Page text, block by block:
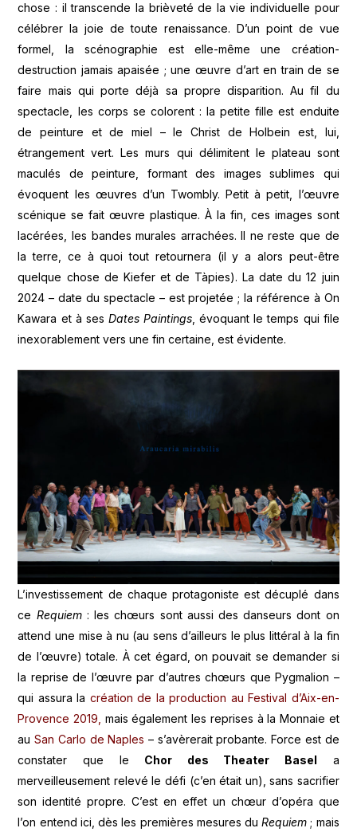
chose : il transcende la brièveté de la vie individuelle pour
célébrer la joie de toute renaissance. D’un point de vue
formel, la scénographie est elle-même une création-
destruction jamais apaisée ; une œuvre d’art en train de se
faire mais qui porte déjà sa propre disparition. Au fil du
spectacle, les corps se colorent : la petite fille est enduite
de peinture et de miel – le Christ de Holbein est, lui,
étrangement vert. Les murs qui délimitent le plateau sont
maculés de peinture, formant des images sublimes qui
évoquent les œuvres d’un Twombly. Petit à petit, l’œuvre
scénique se fait œuvre plastique. À la fin, ces images sont
lacérées, les bandes murales arrachées. Il ne reste que de
la terre, ce à quoi tout retournera (il y a alors peut-être
quelque chose de Kiefer et de Tàpies). La date du 12 juin
2024 – date du spectacle – est projetée ; la référence à On
Kawara et à ses Dates Paintings, évoquant le temps qui file
inexorablement vers une fin certaine, est évidente.
L’investissement de chaque protagoniste est décuplé dans
ce Requiem: les chœurs sont aussi des danseurs dont on
attend une mise à nu (au sens d’ailleurs le plus littéral à la fin
de l’œuvre) totale. À cet égard, on pouvait se demander si
la reprise de l’œuvre par d’autres chœurs que Pygmalion –
qui assura la création de la production au Festival d’Aix-en-
Provence 2019, mais également les reprises à la Monnaie et
auSan Carlo de Naples – s’avèrerait probante. Force est de
constater que le Chor des Theater Basel a
merveilleusement relevé le défi (c’en était un), sans sacrifier
son identité propre. C’est en effet un chœur d’opéra que
l’on entend ici, dès les premières mesures duRequiem ; mais